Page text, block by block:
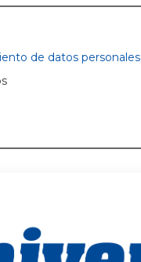
de datos personales